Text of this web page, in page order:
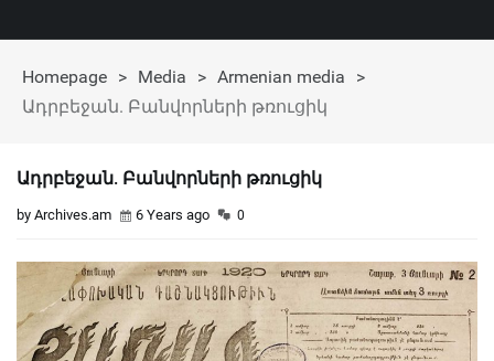
Homepage > Media > Armenian media
>
Ադրբեջան. Բանվորների թռուցիկ
Ադրբեջան. Բանվորների թռուցիկ
by Archives.am 6 Years ago 0